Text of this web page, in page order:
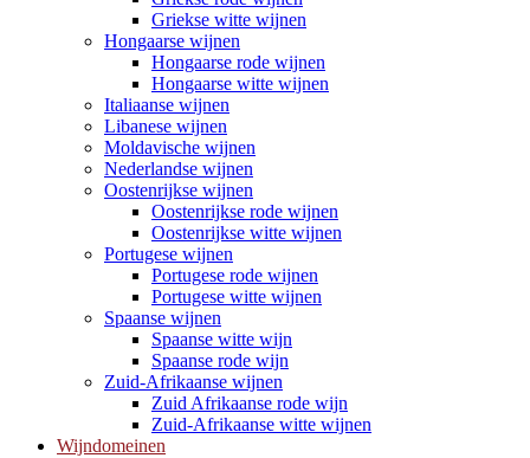
Griekse witte wijnen
Hongaarse wijnen
Hongaarse rode wijnen
Hongaarse witte wijnen
Italiaanse wijnen
Libanese wijnen
Moldavische wijnen
Nederlandse wijnen
Oostenrijkse wijnen
Oostenrijkse rode wijnen
Oostenrijkse witte wijnen
Portugese wijnen
Portugese rode wijnen
Portugese witte wijnen
Spaanse wijnen
Spaanse witte wijn
Spaanse rode wijn
Zuid-Afrikaanse wijnen
Zuid Afrikaanse rode wijn
Zuid-Afrikaanse witte wijnen
Wijndomeinen